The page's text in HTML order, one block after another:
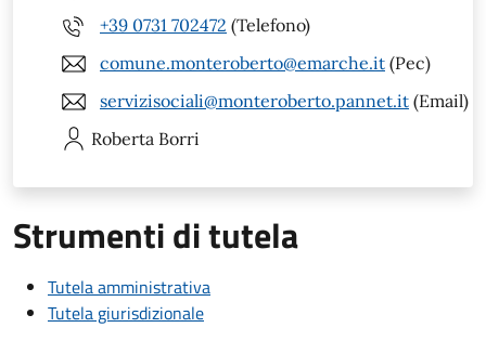
+39 0731 702472 (Telefono)
comune.monteroberto@emarche.it (Pec)
servizisociali@monteroberto.pannet.it (Email)
Roberta Borri
Strumenti di tutela
Tutela amministrativa
Tutela giurisdizionale